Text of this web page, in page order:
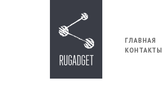
ГЛАВНАЯ
КОНТАКТЫ